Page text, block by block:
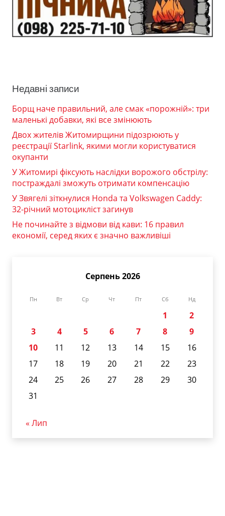
Недавні записи
Борщ наче правильний, але смак «порожній»: три
маленькі добавки, які все змінюють
Двох жителів Житомирщини підозрюють у
реєстрації Starlink, якими могли користуватися
окупанти
У Житомирі фіксують наслідки ворожого обстрілу:
постраждалі зможуть отримати компенсацію
У Звягелі зіткнулися Honda та Volkswagen Caddy:
32-річний мотоцикліст загинув
Не починайте з відмови від кави: 16 правил
економії, серед яких є значно важливіші
Серпень 2026
Пн Вт Ср Чт Пт Сб Нд
1
2
3
4 5 6 7 8
9
10
11 12 13 14 15
16
17
18 19 20 21 22
23
24
25 26 27 28 29
30
31
« Лип